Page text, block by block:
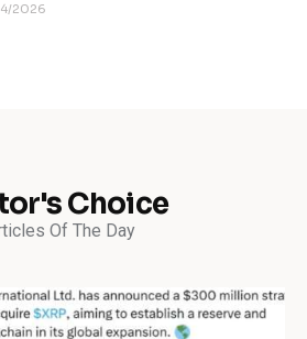
2026
Choice
Of The Day